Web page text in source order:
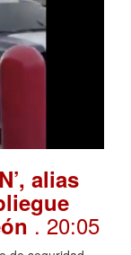
alias
. 20:05